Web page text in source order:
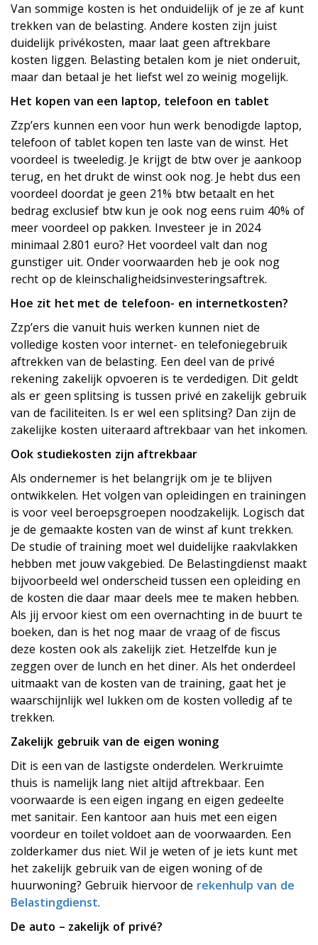
Van sommige kosten is het onduidelijk of je ze af kunt
trekken van de belasting. Andere kosten zijn juist
duidelijk privékosten, maar laat geen aftrekbare
kosten liggen. Belasting betalen kom je niet onderuit,
maar dan betaal je het liefst wel zo weinig mogelijk.
Het kopen van een laptop, telefoon en tablet
Zzp’ers kunnen een voor hun werk benodigde laptop,
telefoon of tablet kopen ten laste van de winst. Het
voordeel is tweeledig. Je krijgt de btw over je aankoop
terug, en het drukt de winst ook nog. Je hebt dus een
voordeel doordat je geen 21% btw betaalt en het
bedrag exclusief btw kun je ook nog eens ruim 40% of
meer voordeel op pakken. Investeer je in 2024
minimaal 2.801 euro? Het voordeel valt dan nog
gunstiger uit. Onder voorwaarden heb je ook nog
recht op de kleinschaligheidsinvesteringsaftrek.
Hoe zit het met de telefoon- en internetkosten?
Zzp’ers die vanuit huis werken kunnen niet de
volledige kosten voor internet- en telefoniegebruik
aftrekken van de belasting. Een deel van de privé
rekening zakelijk opvoeren is te verdedigen. Dit geldt
als er geen splitsing is tussen privé en zakelijk gebruik
van de faciliteiten. Is er wel een splitsing? Dan zijn de
zakelijke kosten uiteraard aftrekbaar van het inkomen.
Ook studiekosten zijn aftrekbaar
Als ondernemer is het belangrijk om je te blijven
ontwikkelen. Het volgen van opleidingen en trainingen
is voor veel beroepsgroepen noodzakelijk. Logisch dat
je de gemaakte kosten van de winst af kunt trekken.
De studie of training moet wel duidelijke raakvlakken
hebben met jouw vakgebied. De Belastingdienst maakt
bijvoorbeeld wel onderscheid tussen een opleiding en
de kosten die daar maar deels mee te maken hebben.
Als jij ervoor kiest om een overnachting in de buurt te
boeken, dan is het nog maar de vraag of de fiscus
deze kosten ook als zakelijk ziet. Hetzelfde kun je
zeggen over de lunch en het diner. Als het onderdeel
uitmaakt van de kosten van de training, gaat het je
waarschijnlijk wel lukken om de kosten volledig af te
trekken.
Zakelijk gebruik van de eigen woning
Dit is een van de lastigste onderdelen. Werkruimte
thuis is namelijk lang niet altijd aftrekbaar. Een
voorwaarde is een eigen ingang en eigen gedeelte
met sanitair. Een kantoor aan huis met een eigen
voordeur en toilet voldoet aan de voorwaarden. Een
zolderkamer dus niet. Wil je weten of je iets kunt met
het zakelijk gebruik van de eigen woning of de
huurwoning? Gebruik hiervoor de rekenhulp van de
Belastingdienst.
De auto – zakelijk of privé?